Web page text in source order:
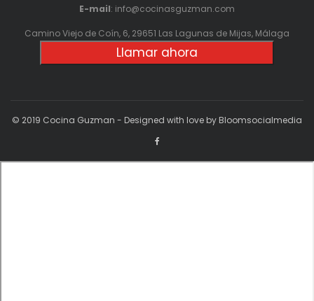
E-mail: info@cocinasguzman.com
Camino Viejo de Coín, 6, 29651 Las Lagunas de Mijas, Málaga
Llamar ahora
© 2019 Cocina Guzman - Designed with love by Bloomsocialmedia